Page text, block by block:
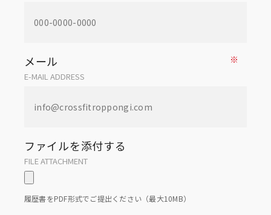
メール
E-MAIL ADDRESS
※
ファイルを添付する
FILE ATTACHMENT
履歴書をPDF形式でご提出ください（最大10MB）